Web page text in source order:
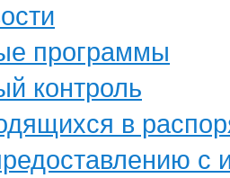
программы
контроль
в
с